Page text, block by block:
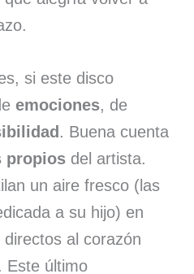
si este disco
emociones, de
. Buena cuenta
propios del artista.
un aire fresco (las
a su hijo) en
al corazón
Este último